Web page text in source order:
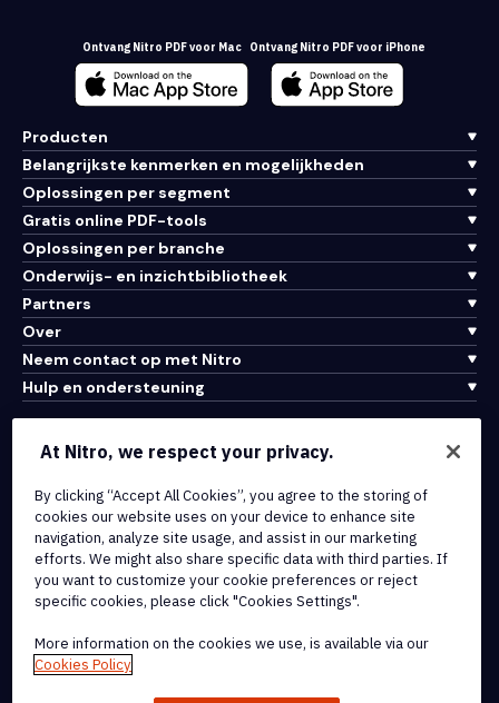
Ontvang Nitro PDF voor Mac Ontvang Nitro PDF voor iPhone
Producten
Belangrijkste kenmerken en mogelijkheden
Oplossingen per segment
Gratis online PDF-tools
Oplossingen per branche
Onderwijs- en inzichtbibliotheek
Partners
Over
Neem contact op met Nitro
Hulp en ondersteuning
Integraties en API-connectiviteit
Cookiebeleid
Copyrightbeleid
Alle voorwaarden en beleidsmaatregelen
© 2026 Nitro Software, Inc. Inc. Alle rechten voorbehouden.
Nitro, het Nitro-logo, Nitro Productivity Platform, Nitro PDF Pro, Nitro
At Nitro, we respect your privacy.
By clicking “Accept All Cookies”, you agree to the storing of
cookies our website uses on your device to enhance site
navigation, analyze site usage, and assist in our marketing
efforts. We might also share specific data with third parties. If
you want to customize your cookie preferences or reject
specific cookies, please click "Cookies Settings".
More information on the cookies we use, is available via our
Cookies Policy